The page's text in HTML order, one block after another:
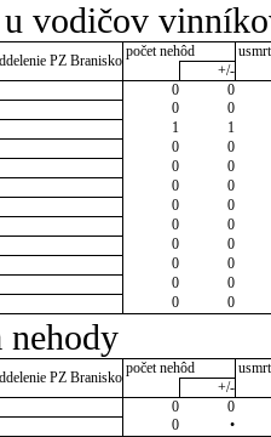
vodičov
PZ Branisko
počet nehôd
+/-
0
0
0
0
1
1
0
0
0
0
0
0
0
0
0
0
0
0
0
0
0
0
0 0
PZ Branisko
počet nehôd
+/-
0
0
0 •